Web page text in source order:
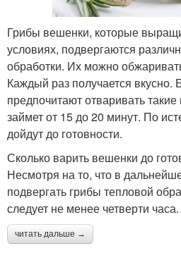
Грибы вешенки, которые
условиях, подвергаются
обработки. Их можно
Каждый раз получается вкусно.
предпочитают отваривать
займет от 15 до 20 минут. По
дойдут до готовности.
Сколько варить вешенки до
Несмотря на то, что в
подвергать грибы тепловой
следует не менее четверти часа.
читать дальше →